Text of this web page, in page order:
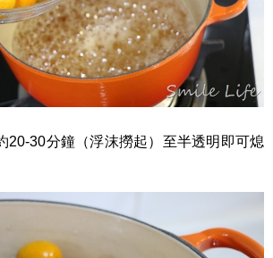
20-30分鐘（浮沫撈起）至半透明即可熄